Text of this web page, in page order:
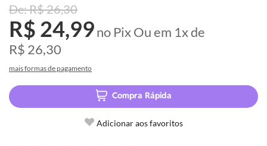
R$ 26,30
R$ 24,99no PixOu em 1xde
R$ 26,30
mais formas de pagamento
Compra Rápida
Adicionar aos favoritos